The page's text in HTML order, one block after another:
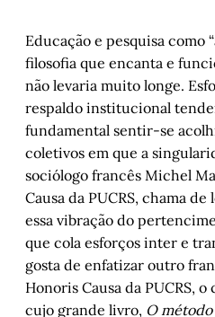
Educação e pesquisa como
filosofia que encanta e
não levaria muito longe.
respaldo institucional
fundamental sentir-se
coletivos em que a
sociólogo francês Michel
Causa da PUCRS, chama
essa vibração do
que cola esforços inter e
gosta de enfatizar outro
Honoris Causa da PUCRS,
cujo grande livro, O